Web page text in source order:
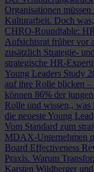
Organisationen
Kulturarbeit. Doch
CHRO-Roundtable:
Aufsichtsrat früher vor
zusätzlich Strategie-
strategische HR-
Young Leaders Study
auf ihre Rolle blicken –
können 86% der
Rolle und wissen,,
die neueste Young
Vom Standard zum
MDAX-Unternehmen
Board Effectiveness
Praxis. Warum
Karsten Wildberger